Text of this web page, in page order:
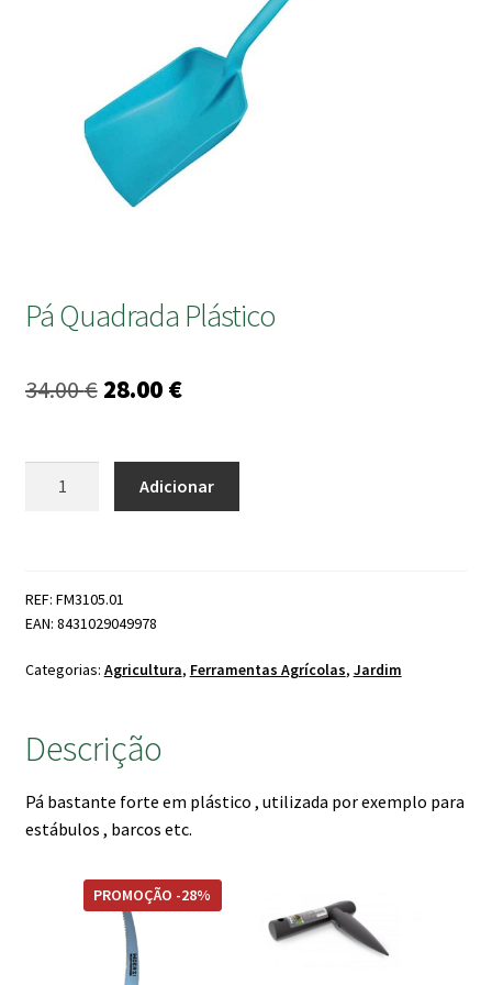
Pá Quadrada Plástico
34.00€ O
original
era:
28.00 €O
atual
é:
Adicionar
REF: FM3105.01
EAN: 8431029049978
Categorias: Agricultura, Ferramentas Agrícolas, Jardim
Descrição
Pá bastante forte em plástico , utilizada por exemplo para
estábulos , barcos etc.
PROMOÇÃO -28%
product
has